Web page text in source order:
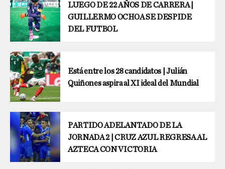
LUEGO DE 22 AÑOS DE CARRERA |
GUILLERMO OCHOA SE DESPIDE
DEL FUTBOL
Está entre los 28 candidatos | Julián
Quiñones aspira al XI ideal del Mundial
PARTIDO ADELANTADO DE LA
JORNADA 2 | CRUZ AZUL REGRESA AL
AZTECA CON VICTORIA